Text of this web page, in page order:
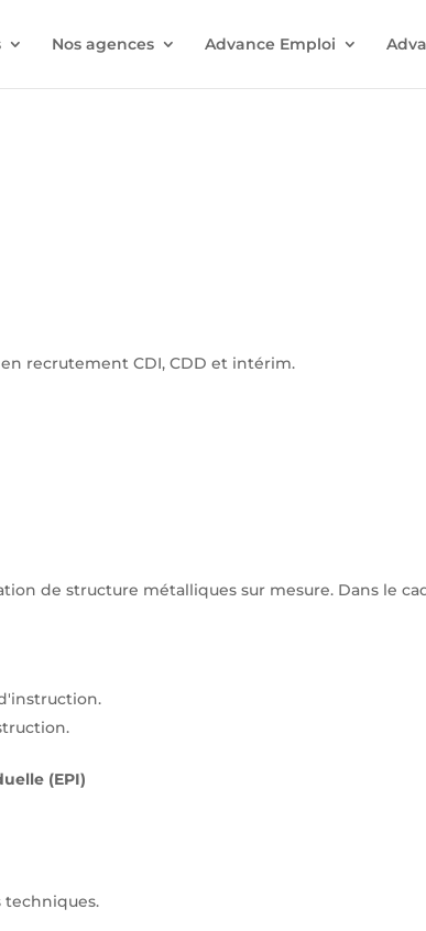
Nos agences Advance Emploi
recrutement CDI, CDD et intérim.
de structure métalliques sur mesure. Dans le
(EPI)
techniques.